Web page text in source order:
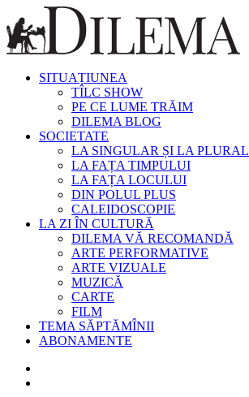
SITUAȚIUNEA
TÎLC SHOW
PE CE LUME TRĂIM
DILEMA BLOG
SOCIETATE
LA SINGULAR ȘI LA PLURAL
LA FAȚA TIMPULUI
LA FAȚA LOCULUI
DIN POLUL PLUS
CALEIDOSCOPIE
LA ZI ÎN CULTURĂ
DILEMA VĂ RECOMANDĂ
ARTE PERFORMATIVE
ARTE VIZUALE
MUZICĂ
CARTE
FILM
TEMA SĂPTĂMÎNII
ABONAMENTE